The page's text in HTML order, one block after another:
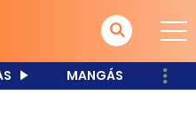
MANGÁS